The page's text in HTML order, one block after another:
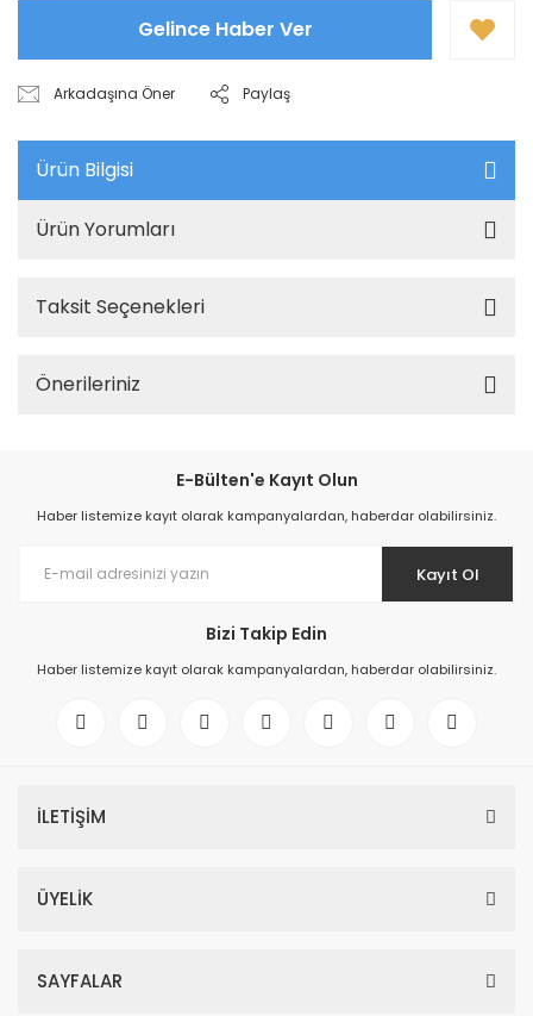
Gelince Haber Ver
Arkadaşına Öner Paylaş
Ürün Bilgisi
Ürün Yorumları
Taksit Seçenekleri
Önerileriniz
E-Bülten'e Kayıt Olun
Haber listemize kayıt olarak kampanyalardan, haberdar olabilirsiniz.
Kayıt Ol
Bizi Takip Edin
Haber listemize kayıt olarak kampanyalardan, haberdar olabilirsiniz.
İLETİŞİM
ÜYELİK
SAYFALAR